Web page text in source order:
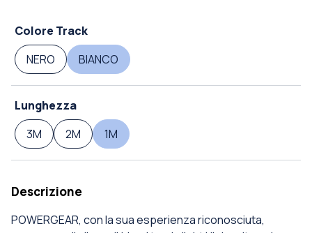
Colore Track
NERO
BIANCO
Lunghezza
3M
2M 1M
Descrizione
POWERGEAR, con la sua esperienza riconosciuta,